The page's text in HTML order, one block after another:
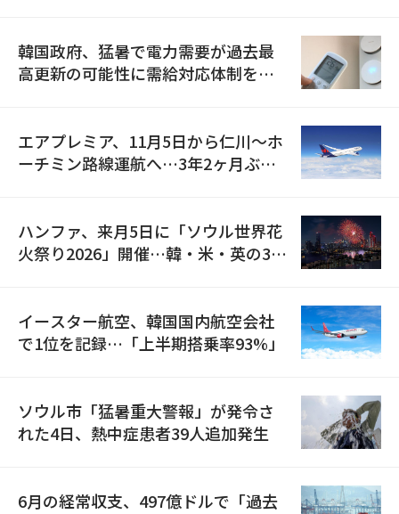
韓国政府、猛暑で電力需要が過去最
高更新の可能性に需給対応体制を点
エアプレミア、11月5日から仁川〜ホ
ーチミン路線運航へ…3年2ヶ月ぶり
ハンファ、来月5日に「ソウル世界花
火祭り2026」開催…韓・米・英の3カ
イースター航空、韓国国内航空会社
で1位を記録…「上半期搭乗率93%」
ソウル市「猛暑重大警報」が発令さ
れた4日、熱中症患者39人追加発生
6月の経常収支、497億ドルで「過去